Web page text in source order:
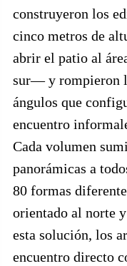
construyeron los
cinco metros de
abrir el patio al
sur— y rompieron
ángulos que
encuentro
Cada volumen
panorámicas a
80 formas
orientado al norte
esta solución, los
encuentro directo